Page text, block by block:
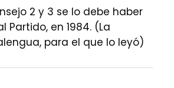
2 y 3 se lo debe haber
Partido, en 1984. (La
para el que lo leyó)